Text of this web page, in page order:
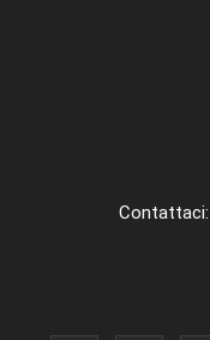
Contattaci: